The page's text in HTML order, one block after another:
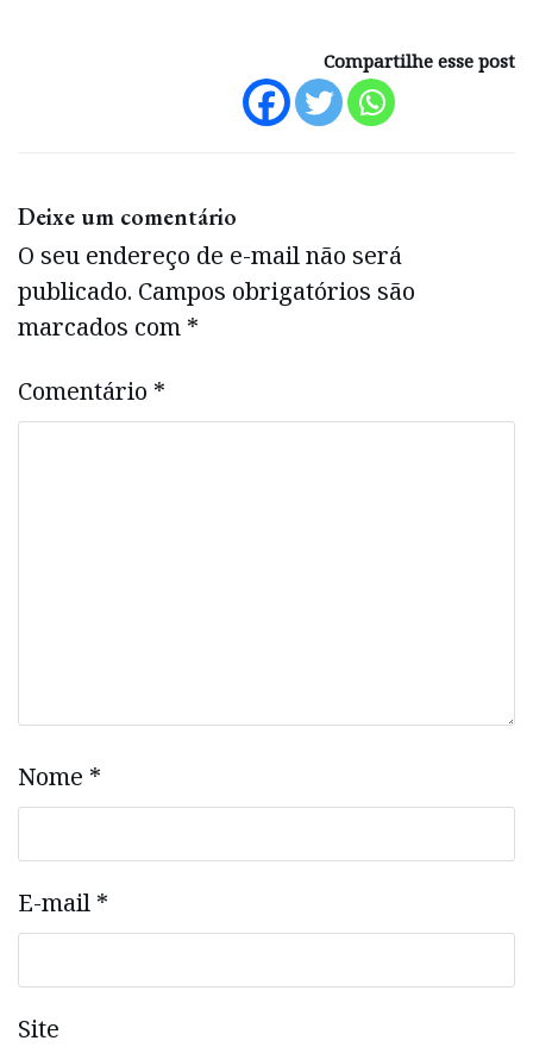
Compartilhe esse post
Deixe um comentário
O seu endereço de e-mail não será
publicado. Campos obrigatórios são
marcados com *
Comentário *
Nome *
E-mail *
Site